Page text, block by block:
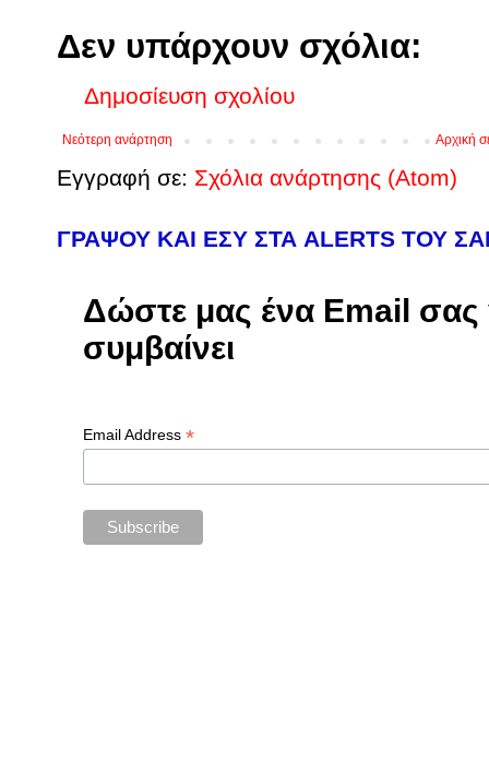
Δεν υπάρχουν σχόλια:
Δημοσίευση σχολίου
Νεότερη ανάρτηση Αρχική
Εγγραφή σε: Σχόλια ανάρτησης (Atom)
ΓΡΑΨΟΥ ΚΑΙ ΕΣΥ ΣΤΑ ALERTS ΤΟΥ
Δώστε μας ένα Email σας
συμβαίνει
Email Address *